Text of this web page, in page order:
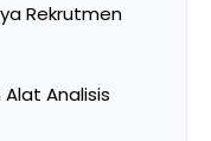
Rekrutmen
Analisis